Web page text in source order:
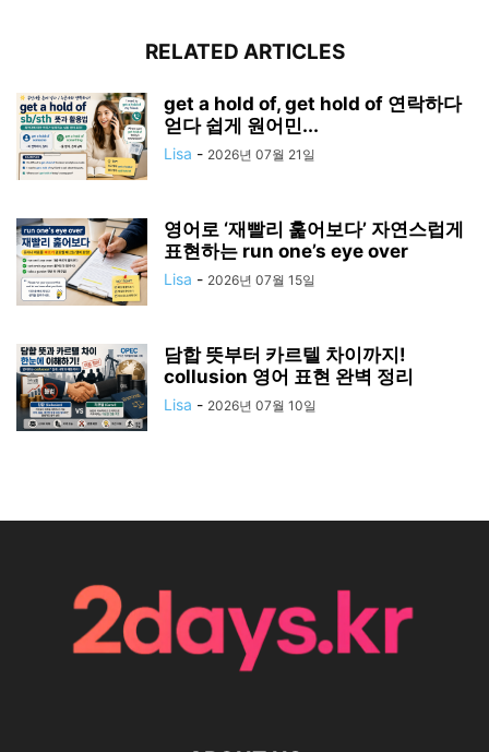
RELATED ARTICLES
get a hold of, get hold of 연락하다
얻다 쉽게 원어민...
Lisa - 2026년 07월 21일
영어로 ‘재빨리 훑어보다’ 자연스럽게
표현하는 run one’s eye over
Lisa - 2026년 07월 15일
담합 뜻부터 카르텔 차이까지!
collusion 영어 표현 완벽 정리
Lisa - 2026년 07월 10일